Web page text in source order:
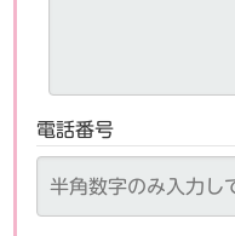
電話番号